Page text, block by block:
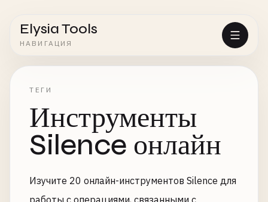
Elysia Tools
НАВИГАЦИЯ
ТЕГИ
Инструменты
Silence онлайн
Изучите 20 онлайн-инструментов Silence для
работы с операциями, связанными с